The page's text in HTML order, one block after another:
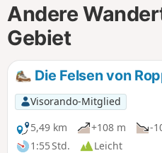
Andere
Gebiet
Die Felsen von
Visorando-Mitglied
5,49 km
+108 m
-
1:55 Std.
Leicht